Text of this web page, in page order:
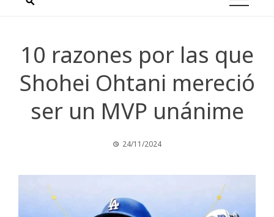
10 razones por las que
Shohei Ohtani mereció
ser un MVP unánime
24/11/2024